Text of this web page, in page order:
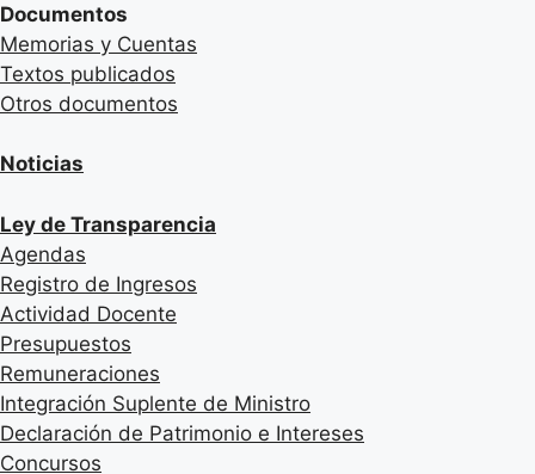
Documentos
Memorias y Cuentas
Textos publicados
Otros documentos
Noticias
Ley de Transparencia
Agendas
Registro de Ingresos
Actividad Docente
Presupuestos
Remuneraciones
Integración Suplente de Ministro
Declaración de Patrimonio e Intereses
Concursos